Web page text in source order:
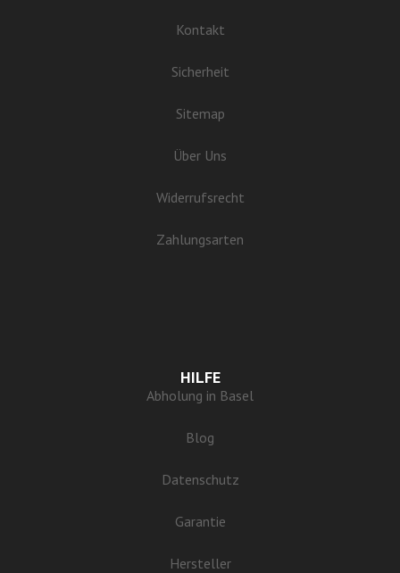
Kontakt
Sicherheit
Sitemap
Über Uns
Widerrufsrecht
Zahlungsarten
HILFE
Abholung in Basel
Blog
Datenschutz
Garantie
Hersteller